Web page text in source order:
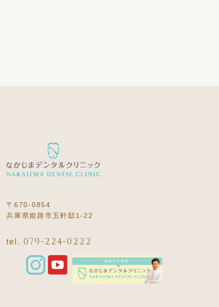
〒670-0854
兵庫県姫路市五軒邸1-22
tel. 079-224-0222